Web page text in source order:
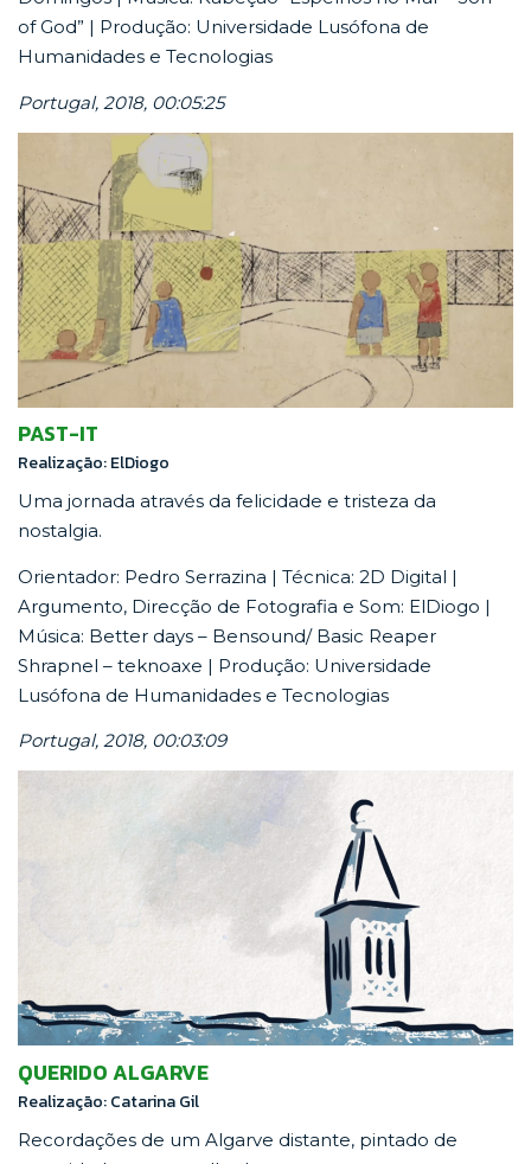
of God” | Produção: Universidade Lusófona de
Humanidades e Tecnologias
Portugal, 2018, 00:05:25
PAST-IT
Realização: ElDiogo
Uma jornada através da felicidade e tristeza da
nostalgia.
Orientador: Pedro Serrazina | Técnica: 2D Digital |
Argumento, Direcção de Fotografia e Som: ElDiogo |
Música: Better days – Bensound/ Basic Reaper
Shrapnel – teknoaxe | Produção: Universidade
Lusófona de Humanidades e Tecnologias
Portugal, 2018, 00:03:09
QUERIDO ALGARVE
Realização: Catarina Gil
Recordações de um Algarve distante, pintado de